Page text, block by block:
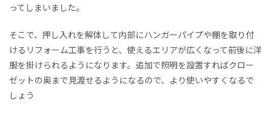
ってしまいました。
そこで、押し入れを解体して内部にハンガーパイプや棚を取り付
けるリフォーム工事を行うと、使えるエリアが広くなって前後に洋
服を掛けられるようになります。追加で照明を設置すればクロー
ゼットの奥まで見渡せるようになるので、より使いやすくなるで
しょう